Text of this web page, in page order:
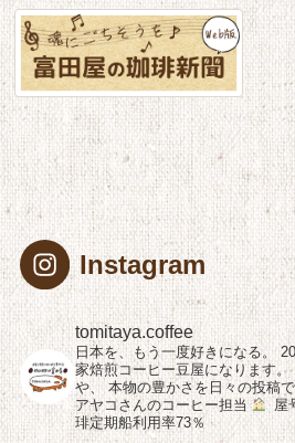
Instagram
tomitaya.coffee
日本を、もう一度好きになる。
家焙煎コーヒー豆屋になります。
や、
本物の豊かさを日々の投稿で
アヤコさんのコーヒー担当
屋
琲定期船利用率73％